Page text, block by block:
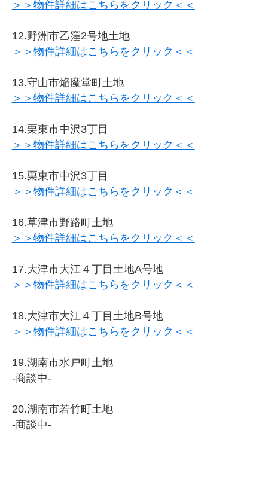
＞＞物件詳細はこちらをクリック＜＜
12.野洲市乙窪2号地土地
＞＞物件詳細はこちらをクリック＜＜
13.守山市焔魔堂町土地
＞＞物件詳細はこちらをクリック＜＜
14.栗東市中沢3丁目
＞＞物件詳細はこちらをクリック＜＜
15.栗東市中沢3丁目
＞＞物件詳細はこちらをクリック＜＜
16.草津市野路町土地
＞＞物件詳細はこちらをクリック＜＜
17.大津市大江４丁目土地A号地
＞＞物件詳細はこちらをクリック＜＜
18.大津市大江４丁目土地B号地
＞＞物件詳細はこちらをクリック＜＜
19.湖南市水戸町土地
-商談中-
20.湖南市若竹町土地
-商談中-